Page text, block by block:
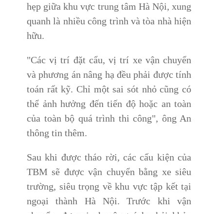
hẹp giữa khu vực trung tâm Hà Nội, xung
quanh là nhiều công trình và tòa nhà hiện
hữu.
"Các vị trí đặt cẩu, vị trí xe vận chuyển
và phương án nâng hạ đều phải được tính
toán rất kỹ. Chỉ một sai sót nhỏ cũng có
thể ảnh hưởng đến tiến độ hoặc an toàn
của toàn bộ quá trình thi công", ông An
thông tin thêm.
Sau khi được tháo rời, các cấu kiện của
TBM sẽ được vận chuyển bằng xe siêu
trường, siêu trọng về khu vực tập kết tại
ngoại thành Hà Nội. Trước khi vận